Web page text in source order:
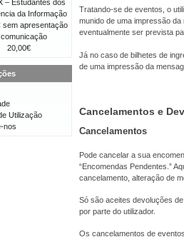
Tratando-se de eventos, o
munido de uma impressão
eventualmente ser prevista
Já no caso de bilhetes de
de uma impressão da
Cancelamentos e
Cancelamentos
Pode cancelar a sua
“Encomendas Pendentes.”
cancelamento, alteração de
Só são aceites devoluções
por parte do utilizador.
Os cancelamentos de
– Estudantes dos
da Informação
sem apresentação
20,00€
Utilização
nos